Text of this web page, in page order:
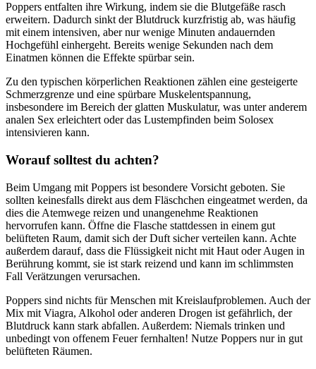
Poppers entfalten ihre Wirkung, indem sie die Blutgefäße rasch
erweitern. Dadurch sinkt der Blutdruck kurzfristig ab, was häufig
mit einem intensiven, aber nur wenige Minuten andauernden
Hochgefühl einhergeht. Bereits wenige Sekunden nach dem
Einatmen können die Effekte spürbar sein.
Zu den typischen körperlichen Reaktionen zählen eine gesteigerte
Schmerzgrenze und eine spürbare Muskelentspannung,
insbesondere im Bereich der glatten Muskulatur, was unter anderem
analen Sex erleichtert oder das Lustempfinden beim Solosex
intensivieren kann.
Worauf solltest du achten?
Beim Umgang mit Poppers ist besondere Vorsicht geboten. Sie
sollten keinesfalls direkt aus dem Fläschchen eingeatmet werden, da
dies die Atemwege reizen und unangenehme Reaktionen
hervorrufen kann. Öffne die Flasche stattdessen in einem gut
belüfteten Raum, damit sich der Duft sicher verteilen kann. Achte
außerdem darauf, dass die Flüssigkeit nicht mit Haut oder Augen in
Berührung kommt, sie ist stark reizend und kann im schlimmsten
Fall Verätzungen verursachen.
Poppers sind nichts für Menschen mit Kreislaufproblemen. Auch der
Mix mit Viagra, Alkohol oder anderen Drogen ist gefährlich, der
Blutdruck kann stark abfallen. Außerdem: Niemals trinken und
unbedingt von offenem Feuer fernhalten! Nutze Poppers nur in gut
belüfteten Räumen.